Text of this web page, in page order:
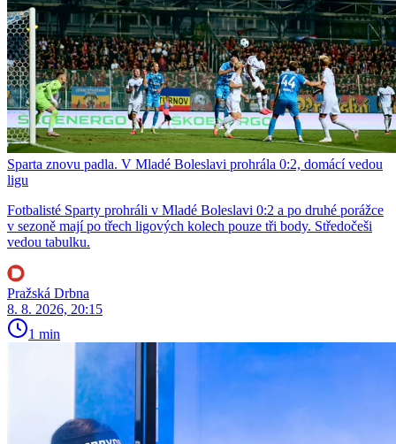
Sparta znovu padla. V Mladé Boleslavi prohrála 0:2, domácí vedou
ligu
Fotbalisté Sparty prohráli v Mladé Boleslavi 0:2 a po druhé porážce
v sezoně mají po třech ligových kolech pouze tři body. Středočeši
vedou tabulku.
Pražská Drbna
8. 8. 2026, 20:15
1 min